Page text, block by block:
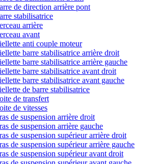
de direction arrière pont
stabilisatrice
arrière
avant
anti couple moteur
barre stabilisatrice arrière droit
barre stabilisatrice arrière gauche
barre stabilisatrice avant droit
barre stabilisatrice avant gauche
de barre stabilisatrice
de transfert
de vitesses
de suspension arrière droit
de suspension arrière gauche
de suspension supérieur arrière droit
de suspension supérieur arrière gauche
de suspension supérieur avant droit